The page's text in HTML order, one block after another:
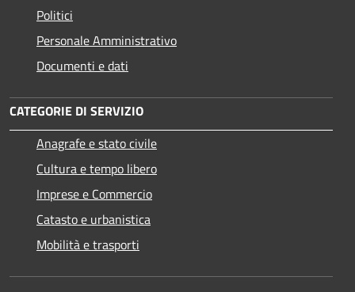
Politici
Personale Amministrativo
Documenti e dati
CATEGORIE DI SERVIZIO
Anagrafe e stato civile
Cultura e tempo libero
Imprese e Commercio
Catasto e urbanistica
Mobilità e trasporti